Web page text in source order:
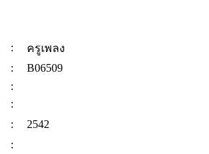
:
ครูเพลง
:
B06509
:
:
:
2542
: